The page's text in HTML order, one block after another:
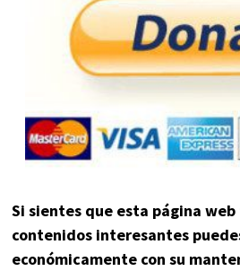
Si sientes que esta página
contenidos interesantes
económicamente con su